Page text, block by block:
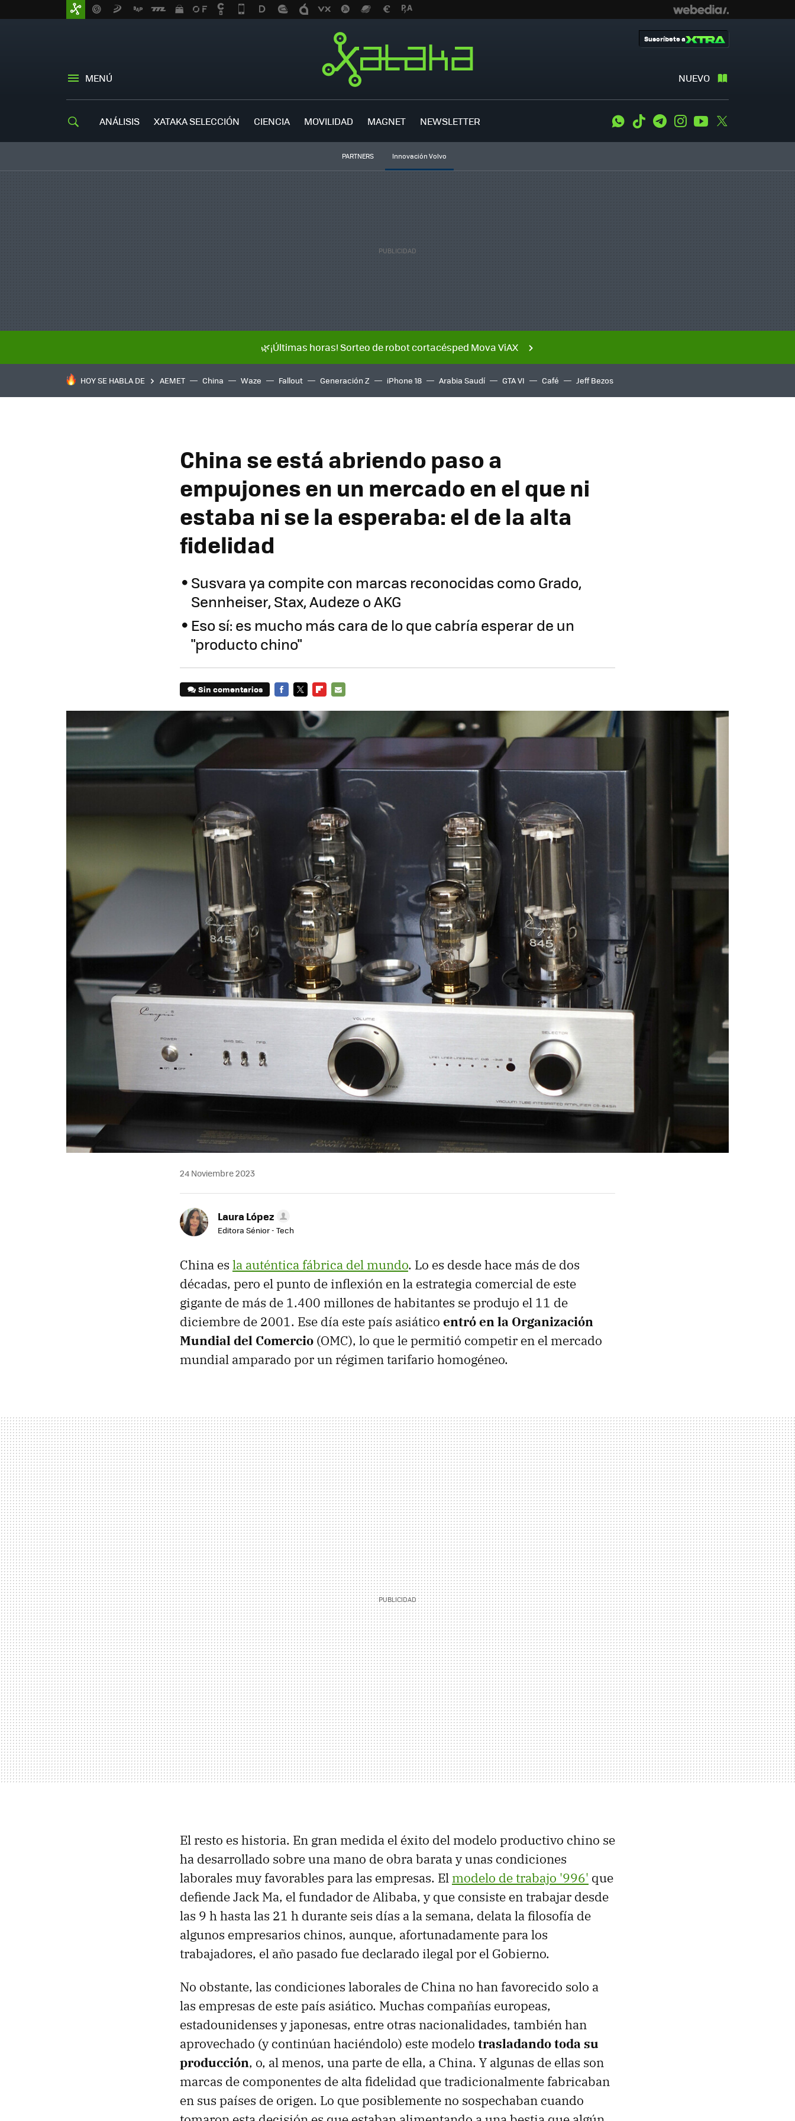
MENÚ NUEVO
Suscríbete a
ANÁLISIS XATAKA SELECCIÓN CIENCIA MOVILIDAD MAGNET NEWSLETTER WhatsApp
Tiktok TelegramInstagramYoutube
PARTNERS Innovación Volvo
🌿¡Últimas horas! Sorteo de robot cortacésped Mova ViAX
HOY SE HABLA DE AEMET China Waze Fallout Generación Z iPhone 18 Arabia Saudí GTA VI Café Jeff Bezos
China se está abriendo paso a
empujones en un mercado en el que ni
estaba ni se la esperaba: el de la alta
fidelidad
Susvara ya compite con marcas reconocidas como Grado,
Sennheiser, Stax, Audeze o AKG
Eso sí: es mucho más cara de lo que cabría esperar de un
"producto chino"
Sin comentarios
24 Noviembre 2023
Laura López
Editora Sénior - Tech
China es la auténtica fábrica del mundo. Lo es desde hace más de dos
décadas, pero el punto de inflexión en la estrategia comercial de este
gigante de más de 1.400 millones de habitantes se produjo el 11 de
diciembre de 2001. Ese día este país asiático entró en la Organización
Mundial del Comercio (OMC), lo que le permitió competir en el mercado
mundial amparado por un régimen tarifario homogéneo.
El resto es historia. En gran medida el éxito del modelo productivo chino se
ha desarrollado sobre una mano de obra barata y unas condiciones
laborales muy favorables para las empresas. El modelo de trabajo '996' que
defiende Jack Ma, el fundador de Alibaba, y que consiste en trabajar desde
las 9 h hasta las 21 h durante seis días a la semana, delata la filosofía de
algunos empresarios chinos, aunque, afortunadamente para los
trabajadores, el año pasado fue declarado ilegal por el Gobierno.
No obstante, las condiciones laborales de China no han favorecido solo a
las empresas de este país asiático. Muchas compañías europeas,
estadounidenses y japonesas, entre otras nacionalidades, también han
aprovechado (y continúan haciéndolo) este modelo trasladando toda su
producción, o, al menos, una parte de ella, a China. Y algunas de ellas son
marcas de componentes de alta fidelidad que tradicionalmente fabricaban
en sus países de origen. Lo que posiblemente no sospechaban cuando